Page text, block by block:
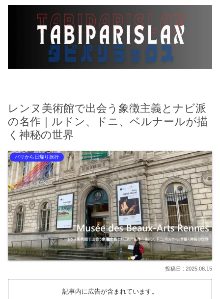
レンヌ美術館で出会う象徴主義とナビ派
の名作｜ルドン、ドニ、ベルナールが描
く神秘の世界
パリから日帰り旅行
2025.08.15
記事内に広告が含まれています。